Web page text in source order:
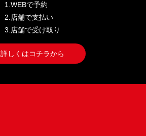
1.WEBで予約
2.店舗で支払い
3.店舗で受け取り
詳しくはコチラから